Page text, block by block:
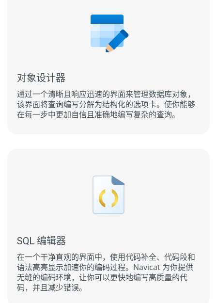
对象设计器
通过一个清晰且响应迅速的界面来管理数据库对象，
该界面将查询编写分解为结构化的选项卡。使你能够
在每一步中更加自信且准确地编写复杂的查询。
SQL 编辑器
在一个干净直观的界面中，使用代码补全、代码段和
语法高亮显示加速你的编码过程。Navicat 为你提供
无缝的编码环境，让你可以更快地编写高质量的代
码，并且减少错误。